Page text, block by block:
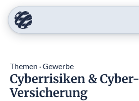
Themen · Gewerbe
Cyberrisiken & Cyber-
Versicherung